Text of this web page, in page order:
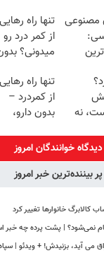
ساخت!
مصنوعی
|
قسطی
تنها راه رهایی
از کمر درد رو
میدونی؟
(◂پرسش‌نامه)
نه
تنها راه رهایی
از کمردرد –
بدون دارو،
«فرم پر کن»
دیدگاه خوانندگان امروز
پر بیننده‌ترین خبر امروز
کالابرگ خانوارها تغییر کرد
نمی‌شود؟ | پشت پرده چه خبر
می آید، بزنیدش! + ویدئو |